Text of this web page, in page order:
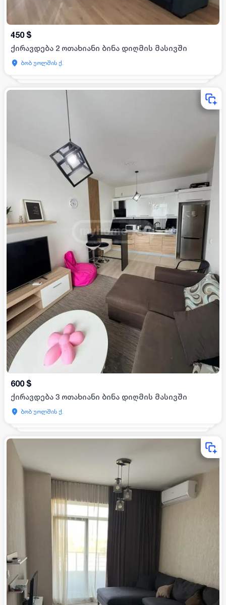
450 $
ქირავდება 2 ოთახიანი ბინა დიღმის მასივში
ბობ უოლშის ქ.
600 $
ქირავდება 3 ოთახიანი ბინა დიღმის მასივში
ბობ უოლშის ქ.